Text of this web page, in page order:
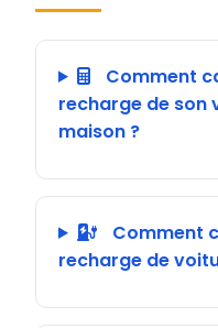
Comment
recharge de son
maison ?
Comment
recharge de